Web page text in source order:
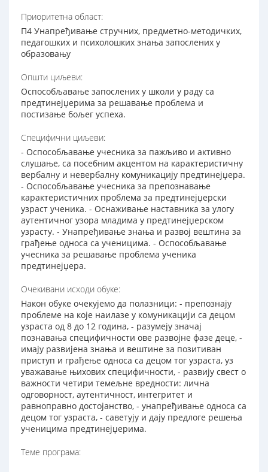
Приоритетна област:
П4 Унапређивање стручних, предметно-методичких,
педагошких и психолошких знања запослених у
образовању
Општи циљеви:
Оспособљавање запослених у школи у раду са
предтинејџерима за решавање проблема и
постизање бољег успеха.
Специфични циљеви:
- Оспособљавање учесника за пажљиво и активно
слушање, са посебним акцентом на карактеристичну
вербалну и невербалну комуникацију предтинејџера.
- Оспособљавање учесника за препознавање
карактеристичних проблема за предтинејџерски
узраст ученика. - Оснаживање наставника за улогу
аутентичног узора младима у предтинејџерском
узрасту. - Унапређивање знања и развој вештина за
грађење односа са ученицима. - Оспособљавање
учесника за решавање проблема ученика
предтинејџера.
Очекивани исходи обуке:
Након обуке очекујемо да полазници: - препознају
проблеме на које наилазе у комуникацији са децом
узраста од 8 до 12 година, - разумеју значај
познавања специфичности ове развојне фазе деце, -
имају развијена знања и вештине за позитиван
приступ и грађење односа са децом тог узраста, уз
уважавање њихових специфичности, - развију свест о
важности четири темељне вредности: лична
одговорност, аутентичност, интегритет и
равноправно достојанство, - унапређивање односа са
децом тог узраста, - саветују и дају предлоге решења
ученицима предтинејџерима.
Теме програма: